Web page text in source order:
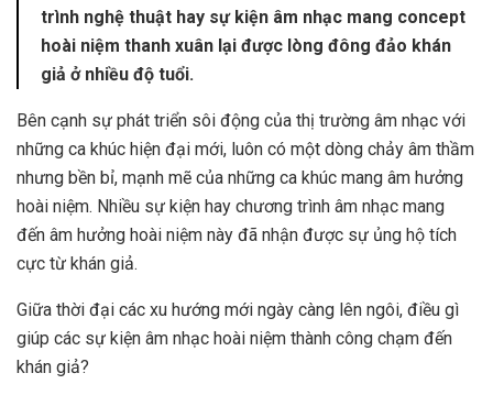
trình nghệ thuật hay sự kiện âm nhạc mang concept
hoài niệm thanh xuân lại được lòng đông đảo khán
giả ở nhiều độ tuổi.
Bên cạnh sự phát triển sôi động của thị trường âm nhạc với
những ca khúc hiện đại mới, luôn có một dòng chảy âm thầm
nhưng bền bỉ, mạnh mẽ của những ca khúc mang âm hưởng
hoài niệm. Nhiều sự kiện hay chương trình âm nhạc mang
đến âm hưởng hoài niệm này đã nhận được sự ủng hộ tích
cực từ khán giả.
Giữa thời đại các xu hướng mới ngày càng lên ngôi, điều gì
giúp các sự kiện âm nhạc hoài niệm thành công chạm đến
khán giả?